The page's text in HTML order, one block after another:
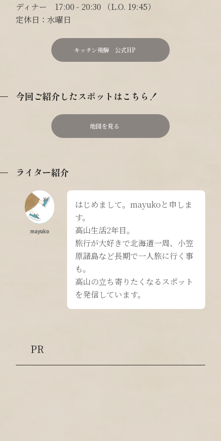
ディナー 17:00 - 20:30 （L.O. 19:45）
定休日：水曜日
キッチン飛騨 公式HP
今回ご紹介したスポットはこちら！
地図を見る
ライター紹介
mayuko
はじめまして。mayukoと申しま
す。
高山生活2年目。
旅行が大好きで北海道一周、小笠
原諸島など長期で一人旅に行く事
も。
高山の立ち寄りたくなるスポット
を発信しています。
PR